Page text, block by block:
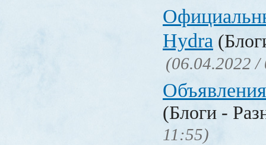
Hydra
(06.04.2022 /
(Блоги -
11:55)